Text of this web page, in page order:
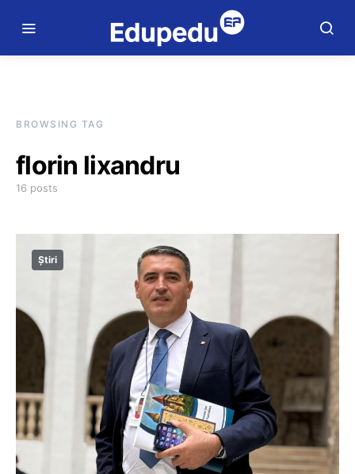
BROWSING TAG
florin lixandru
16 posts
Știri